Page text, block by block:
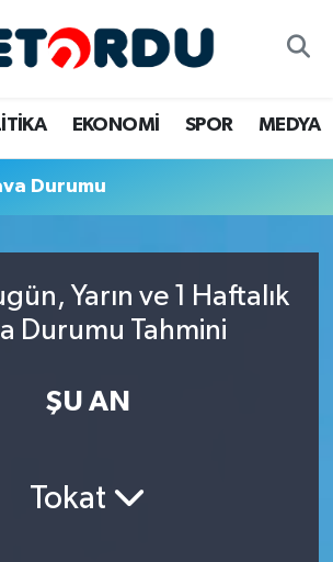
EKONOMİ SPOR MEDYA
Durumu
Yarın ve 1 Haftalık
Durumu Tahmini
ŞU AN
Tokat
Durumu ve Fikstür